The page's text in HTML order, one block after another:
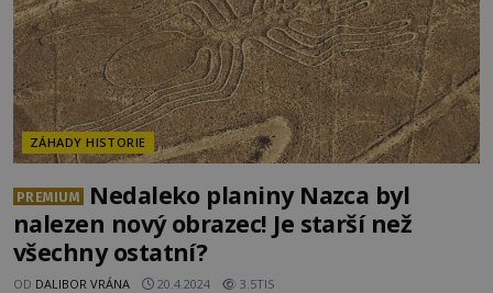
ZÁHADY HISTORIE
PREMIUM
Nedaleko planiny Nazca byl
nalezen nový obrazec! Je starší než
všechny ostatní?
OD DALIBOR VRÁNA 20.4.2024 3.5TIS